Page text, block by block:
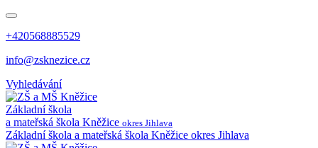
+420568885529
info@zsknezice.cz
Vyhledávání
Základní škola
a mateřská škola Kněžice okres Jihlava
Základní škola a mateřská škola Kněžice okres Jihlava